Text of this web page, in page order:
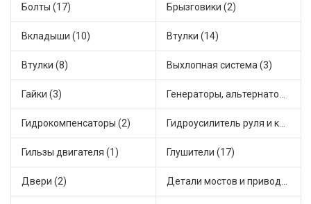
Болты (17) Брызговики (2)
Вкладыши (10) Втулки (14)
Втулки (8) Выхлопная система (3)
Гайки (3) Генераторы, альтернаторы и комплектующие (32)
Гидрокомпенсаторы (2) Гидроусилитель руля и комплектующие (1)
Гильзы двигателя (1) Глушители (17)
Двери (2) Детали мостов и привода трансмиссии (18)